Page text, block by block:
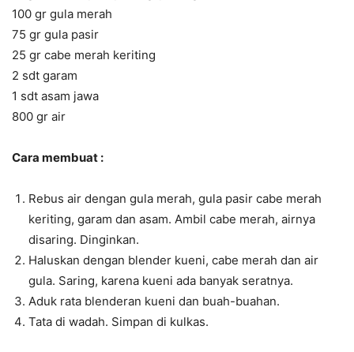
100 gr gula merah
75 gr gula pasir
25 gr cabe merah keriting
2 sdt garam
1 sdt asam jawa
800 gr air
Cara membuat :
Rebus air dengan gula merah, gula pasir cabe merah
keriting, garam dan asam. Ambil cabe merah, airnya
disaring. Dinginkan.
Haluskan dengan blender kueni, cabe merah dan air
gula. Saring, karena kueni ada banyak seratnya.
Aduk rata blenderan kueni dan buah-buahan.
Tata di wadah. Simpan di kulkas.